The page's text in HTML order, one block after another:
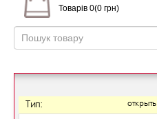
Товарів 0(0 грн)
Тип: открыть